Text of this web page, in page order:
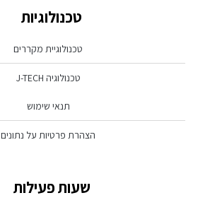
טכנולוגיות
טכנולוגיית מקררים
טכנולוגיה J-TECH
תנאי שימוש
הצהרת פרטיות על נתונים
שעות פעילות